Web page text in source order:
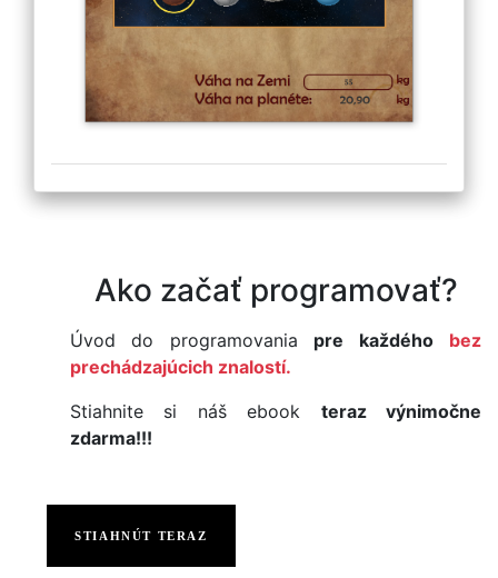
Ako začať programovať?
Úvod do programovania pre každého
bez
prechádzajúcich znalostí.
Stiahnite si náš ebook teraz výnimočne
zdarma!!!
STIAHNÚT TERAZ